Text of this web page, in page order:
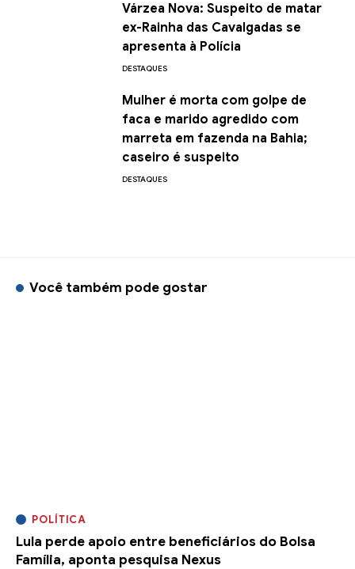
Várzea Nova: Suspeito de matar
ex-Rainha das Cavalgadas se
apresenta à Polícia
DESTAQUES
Mulher é morta com golpe de
faca e marido agredido com
marreta em fazenda na Bahia;
caseiro é suspeito
DESTAQUES
Você também pode gostar
POLÍTICA
Lula perde apoio entre beneficiários do Bolsa
Família, aponta pesquisa Nexus